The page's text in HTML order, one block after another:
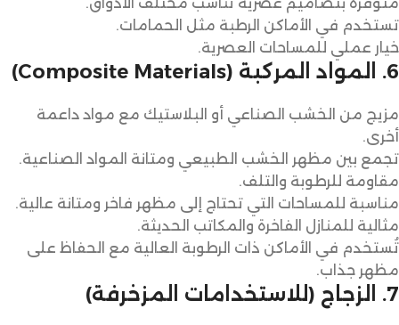
تستخدم في الأماكن الرطبة مثل الحمامات.
خيار عملي للمساحات العصرية.
6. المواد المركبة (Composite Materials)
مزيج من الخشب الصناعي أو البلاستيك مع مواد داعمة
أخرى.
تجمع بين مظهر الخشب الطبيعي ومتانة المواد الصناعية.
مقاومة للرطوبة والتلف.
مناسبة للمساحات التي تحتاج إلى مظهر فاخر ومتانة عالية.
مثالية للمنازل الفاخرة والمكاتب الحديثة.
تُستخدم في الأماكن ذات الرطوبة العالية مع الحفاظ على
مظهر جذاب.
7. الزجاج (للاستخدامات المزخرفة)